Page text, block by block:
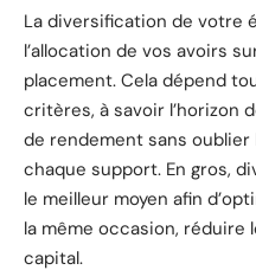
La diversification de votre
l’allocation de vos avoirs
placement. Cela dépend
critères, à savoir l’horizon
de rendement sans oublier
chaque support. En gros,
le meilleur moyen afin
la même occasion, réduire
capital.